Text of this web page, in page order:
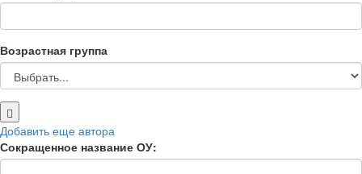
Возрастная группа
Добавить еще автора
Сокращенное название ОУ: